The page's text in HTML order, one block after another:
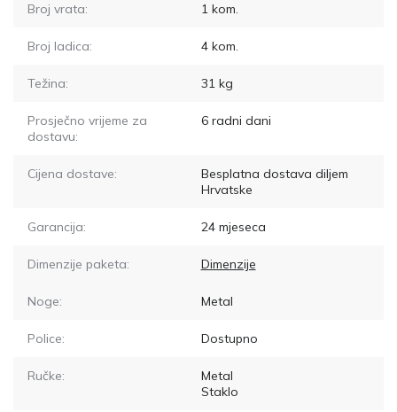
Broj vrata: 1kom.
Broj ladica: 4kom.
Težina: 31kg
Prosječno vrijeme za
dostavu:
6radni dani
Cijena dostave:
Besplatna dostava diljem
Hrvatske
Garancija: 24 mjeseca
Dimenzije paketa: Dimenzije
Noge: Metal
Police: Dostupno
Ručke:
Metal
Staklo